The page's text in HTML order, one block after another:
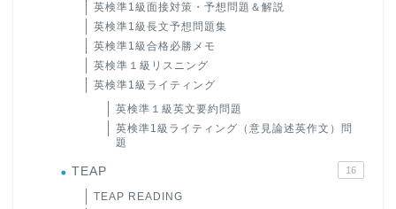
英検準1級面接対策・予想問題＆解説
英検準1級長文予想問題集
英検準1級合格必勝メモ
英検準１級リスニング
英検準1級ライティング
英検準１級英文要約問題
英検準1級ライティング（意見論述英作文）問
題
TEAP 16
TEAP READING